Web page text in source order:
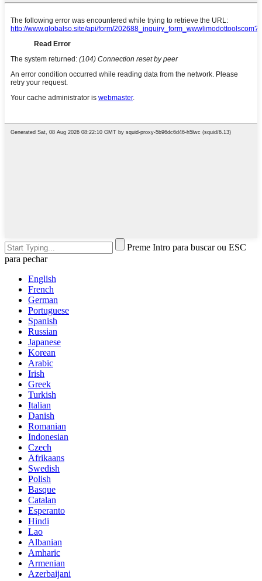
Preme Intro para buscar ou ESC
para pechar
English
French
German
Portuguese
Spanish
Russian
Japanese
Korean
Arabic
Irish
Greek
Turkish
Italian
Danish
Romanian
Indonesian
Czech
Afrikaans
Swedish
Polish
Basque
Catalan
Esperanto
Hindi
Lao
Albanian
Amharic
Armenian
Azerbaijani